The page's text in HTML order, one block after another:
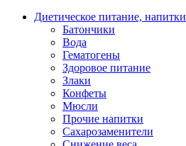
Диетическое питание, напитки
Батончики
Вода
Гематогены
Здоровое питание
Злаки
Конфеты
Мюсли
Прочие напитки
Сахарозаменители